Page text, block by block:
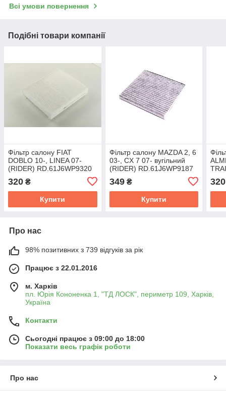
Всі умови повернення
Подібні товари компанії
Фільтр салону FIAT
DOBLO 10-, LINEA 07-
(RIDER) RD.61J6WP9320
320 ₴
Купити
Фільтр салону MAZDA 2, 6
03-, CX 7 07- вугільний
(RIDER) RD.61J6WP9187
349₴
Купити
320
Про нас
98% позитивних з 739 відгуків за рік
Працює з 22.01.2016
м. Харків
пл. Юрія Кононенка 1, "ТД ЛОСК", периметр 109, Харків,
Україна
Контакти
Сьогодні працює з 09:00 до 18:00
Показати весь графік роботи
Про нас